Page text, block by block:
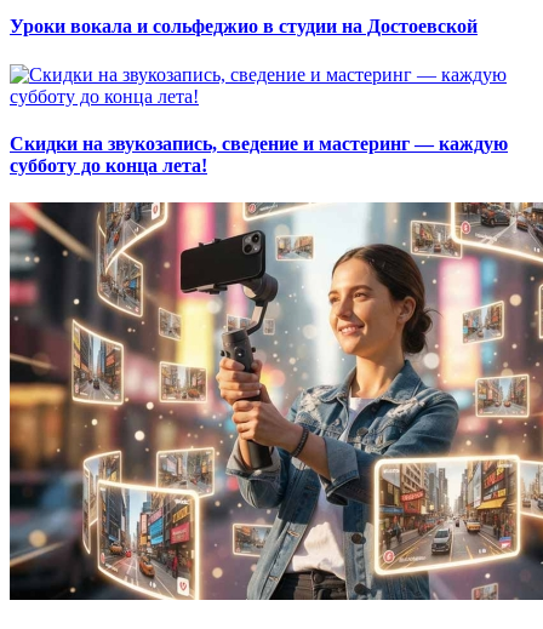
Уроки вокала и сольфеджио в студии на Достоевской
Скидки на звукозапись, сведение и мастеринг — каждую
субботу до конца лета!